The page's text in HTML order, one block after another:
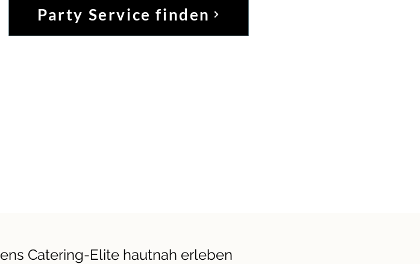
Party Service finden
Catering-Elite hautnah erleben